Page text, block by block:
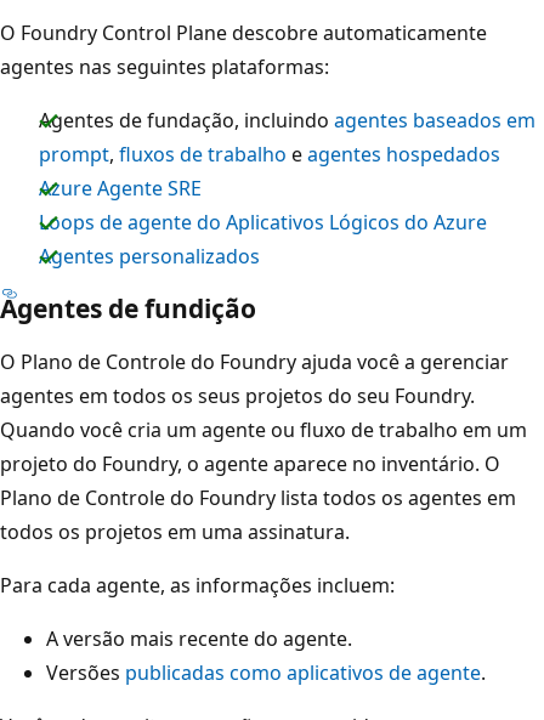
O Foundry Control Plane descobre automaticamente
agentes nas seguintes plataformas:
Agentes de fundação, incluindo agentes baseados em
prompt, fluxos de trabalho eagentes hospedados
Azure Agente SRE
Loops de agente do Aplicativos Lógicos do Azure
Agentes personalizados
Agentes de fundição
O Plano de Controle do Foundry ajuda você a gerenciar
agentes em todos os seus projetos do seu Foundry.
Quando você cria um agente ou fluxo de trabalho em um
projeto do Foundry, o agente aparece no inventário. O
Plano de Controle do Foundry lista todos os agentes em
todos os projetos em uma assinatura.
Para cada agente, as informações incluem:
A versão mais recente do agente.
Versões publicadas como aplicativos de agente.